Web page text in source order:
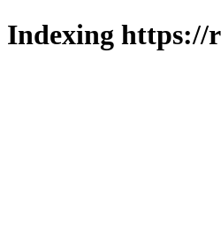
Indexing https://